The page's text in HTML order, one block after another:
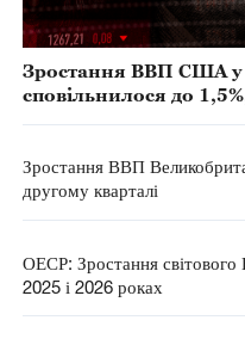
Зростання ВВП США у
сповільнилося до
Зростання ВВП
другому кварталі
ОЕСР: Зростання
2025 і 2026 роках